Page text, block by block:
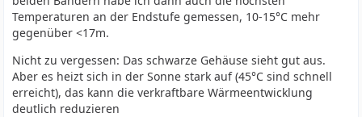
Temperaturen an der Endstufe gemessen, 10-15°C mehr
gegenüber <17m.
Nicht zu vergessen: Das schwarze Gehäuse sieht gut aus.
Aber es heizt sich in der Sonne stark auf (45°C sind schnell
erreicht), das kann die verkraftbare Wärmeentwicklung
deutlich reduzieren